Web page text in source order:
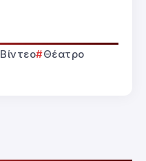
Βίντεο
Θέατρο